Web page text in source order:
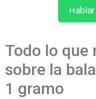
Todo lo que
sobre la
1 gramo